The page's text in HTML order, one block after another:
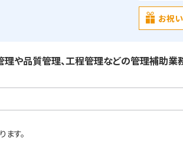
お祝
品質管理、工程管理などの管理補助業
す。